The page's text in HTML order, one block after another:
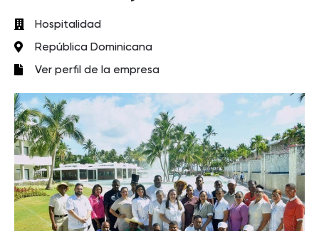
Hospitalidad
República Dominicana
Ver perfil de la empresa